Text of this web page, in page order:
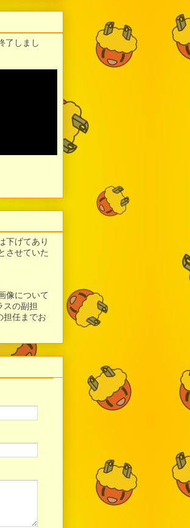
了しまし
下げてあり
させていた
像について
スの副担
担任までお